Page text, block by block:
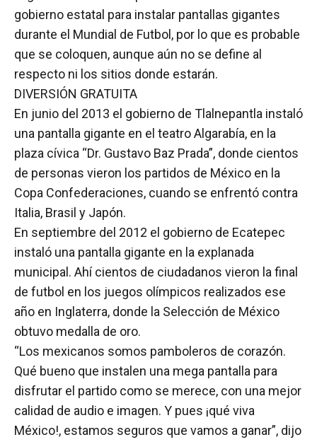
gobierno estatal para instalar pantallas gigantes
durante el Mundial de Futbol, por lo que es probable
que se coloquen, aunque aún no se define al
respecto ni los sitios donde estarán.
DIVERSIÓN GRATUITA
En junio del 2013 el gobierno de Tlalnepantla instaló
una pantalla gigante en el teatro Algarabía, en la
plaza cívica “Dr. Gustavo Baz Prada”, donde cientos
de personas vieron los partidos de México en la
Copa Confederaciones, cuando se enfrentó contra
Italia, Brasil y Japón.
En septiembre del 2012 el gobierno de Ecatepec
instaló una pantalla gigante en la explanada
municipal. Ahí cientos de ciudadanos vieron la final
de futbol en los juegos olímpicos realizados ese
año en Inglaterra, donde la Selección de México
obtuvo medalla de oro.
“Los mexicanos somos pamboleros de corazón.
Qué bueno que instalen una mega pantalla para
disfrutar el partido como se merece, con una mejor
calidad de audio e imagen. Y pues ¡qué viva
México!, estamos seguros que vamos a ganar”, dijo